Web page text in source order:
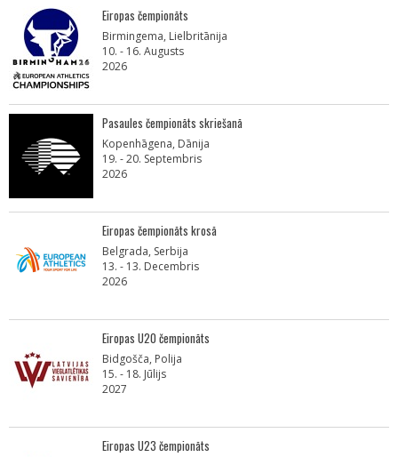
Eiropas čempionāts
Birmingema, Lielbritānija
10. - 16. Augusts
2026
Pasaules čempionāts skriešanā
Kopenhāgena, Dānija
19. - 20. Septembris
2026
Eiropas čempionāts krosā
Belgrada, Serbija
13. - 13. Decembris
2026
Eiropas U20 čempionāts
Bidgošča, Polija
15. - 18. Jūlijs
2027
Eiropas U23 čempionāts